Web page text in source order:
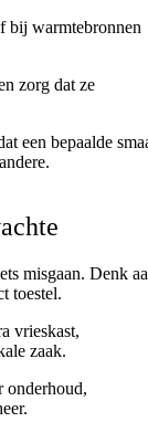
bij warmtebronnen
zorg dat ze
een bepaalde
misgaan. Denk
toestel.
vrieskast,
zaak.
onderhoud,